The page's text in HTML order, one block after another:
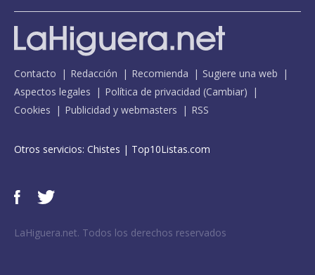
Contacto Redacción Recomienda
Sugiere una web
Aspectos legales
Política de privacidad (Cambiar)
Cookies
Publicidad y webmasters RSS
Otros servicios: Chistes | Top10Listas.com
LaHiguera.net. Todos los derechos reservados